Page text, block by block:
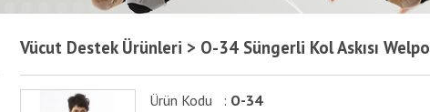
Vücut Destek Ürünleri > O-34 Süngerli Kol Askısı Welpo
Ürün Kodu : O-34